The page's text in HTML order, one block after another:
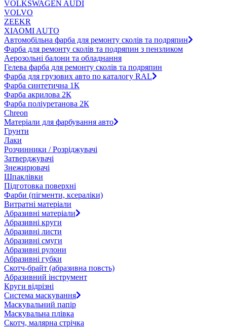
VOLKSWAGEN AUDI
VOLVO
ZEEKR
XIAOMI AUTO
Автомобільна фарба для ремонту сколів та подряпин
Фарба для ремонту сколів та подряпин з пензликом
Аерозольні балони та обладнання
Гелева фарба для ремонту сколів та подряпин
Фарба для грузових авто по каталогу RAL
Фарба синтетична 1К
Фарба акрилова 2К
Фарба поліуретанова 2К
Chreon
Матеріали для фарбування авто
Грунти
Лаки
Розчинники / Розріджувачі
Затверджувачі
Знежирювачі
Шпаклівки
Підготовка поверхні
Фарби (пігменти, ксераліки)
Витратні матеріали
Абразивні матеріали
Абразивні круги
Абразивні листи
Абразивні смуги
Абразивні рулони
Абразивні губки
Скотч-брайт (абразивна повсть)
Абразивний інструмент
Круги відрізні
Система маскування
Маскувальний папір
Маскувальна плівка
Скотч, малярна стрічка